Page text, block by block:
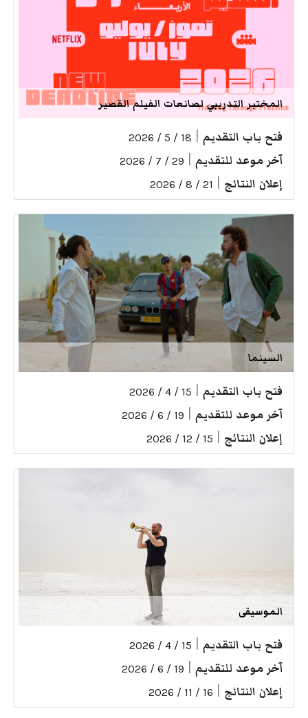
المختبر التدريبي لصانعات الفيلم القصير
فتح باب التقديم 18 / 5 / 2026
آخر موعد للتقديم 29 / 7 / 2026
إعلان النتائج 21 / 8 / 2026
السينما
فتح باب التقديم 15 / 4 / 2026
آخر موعد للتقديم 19 / 6 / 2026
إعلان النتائج 15 / 12 / 2026
الموسيقى
فتح باب التقديم 15 / 4 / 2026
آخر موعد للتقديم 19 / 6 / 2026
إعلان النتائج 16 / 11 / 2026